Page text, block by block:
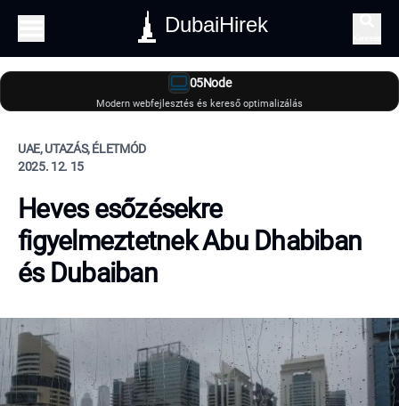
DubaiHirek
05Node
Modern webfejlesztés és kereső optimalizálás
UAE, UTAZÁS, ÉLETMÓD
2025. 12. 15
Heves esőzésekre
figyelmeztetnek Abu Dhabiban
és Dubaiban